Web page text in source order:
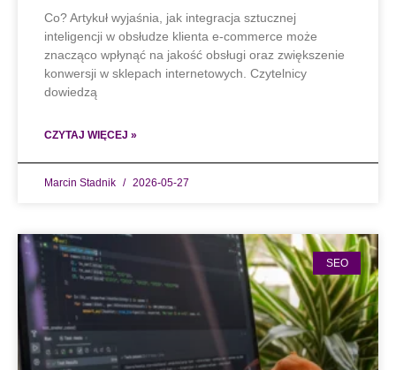
Co? Artykuł wyjaśnia, jak integracja sztucznej
inteligencji w obsłudze klienta e-commerce może
znacząco wpłynąć na jakość obsługi oraz zwiększenie
konwersji w sklepach internetowych. Czytelnicy
dowiedzą
CZYTAJ WIĘCEJ »
Marcin Stadnik 2026-05-27
SEO